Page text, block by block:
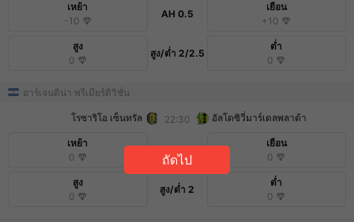
เหย้า
-10
AH 0.5
เยือน
+10
สูง
0
สูง/ต่ำ 2/2.5
ต่ำ
0
อาร์เจนติน่า พรีเมียร์ดิวิชั่น
โรซาริโอ เซ็นทรัล 22:30 อัลโดซิวี่มาร์เดลพลาต้า
เหย้า
0
AH1
เยือน
0
สูง
0
สูง/ต่ำ 2
ต่ำ
0
ถัดไป